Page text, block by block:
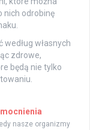
nich odrobinę
własnych
zdrowe,
będą nie tylko
nasze organizmy